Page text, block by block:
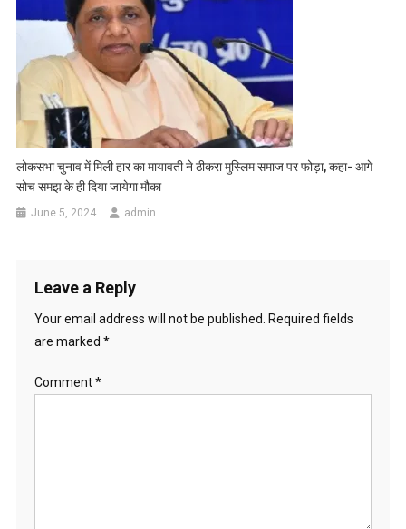
लोकसभा चुनाव में मिली हार का मायावती ने ठीकरा मुस्लिम समाज पर फोड़ा, कहा- आगे
सोच समझ के ही दिया जायेगा मौका
June 5, 2024 admin
Leave a Reply
Your email address will not be published.
Required fields
are marked *
Comment*